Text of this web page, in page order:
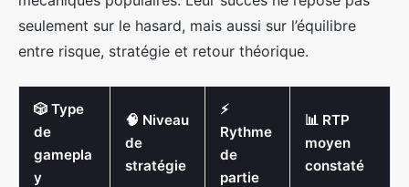
seulement sur le hasard, mais aussi sur l’équilibre
entre risque, stratégie et retour théorique.
🎲 Type
de
gamepla
y
🧠 Niveau
de
stratégie
⚡
Rythme
de
partie
📊 RTP
moyen
constaté